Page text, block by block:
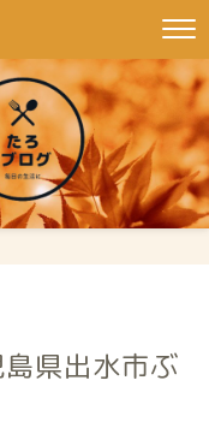
県出水市ぶ